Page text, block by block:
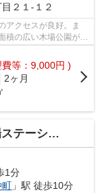
目２１-１２
の広い木場公園があ
等：9,000円 )
2ヶ月
ンフロント
1分
町 」駅 徒歩10分